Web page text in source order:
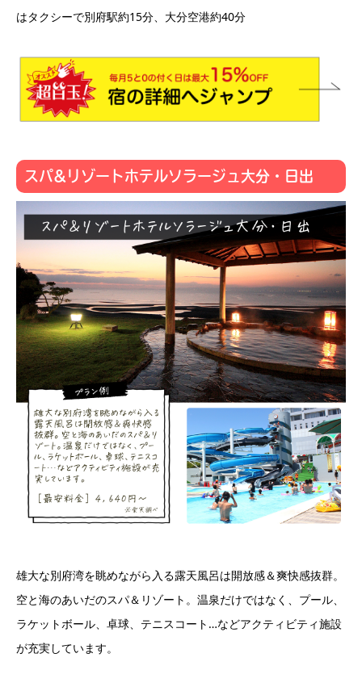
はタクシーで別府駅約15分、大分空港約40分
スパ&リゾートホテルソラージュ大分・日出
雄大な別府湾を眺めながら入る露天風呂は開放感＆爽快感抜群。
空と海のあいだのスパ＆リゾート。温泉だけではなく、プール、
ラケットボール、卓球、テニスコート…などアクティビティ施設
が充実しています。